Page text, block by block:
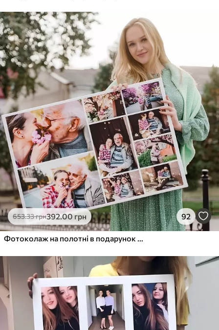
✓Безпечне чорнило без запаху
✓Поверхня з текстурою полотна
✓Екологічний матеріал
653.33грн392.00грн 92
Фотоколаж на полотні в подарунок на ювілей